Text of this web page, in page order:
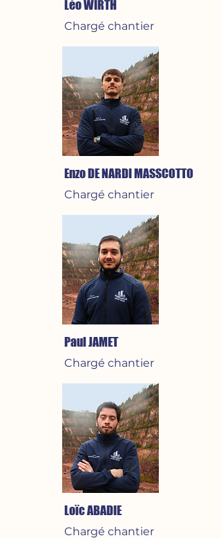
Léo WIRTH
Chargé chantier
Enzo DE NARDI MASSCOTTO
Chargé chantier
Paul JAMET
Chargé chantier
Loïc ABADIE
Chargé chantier